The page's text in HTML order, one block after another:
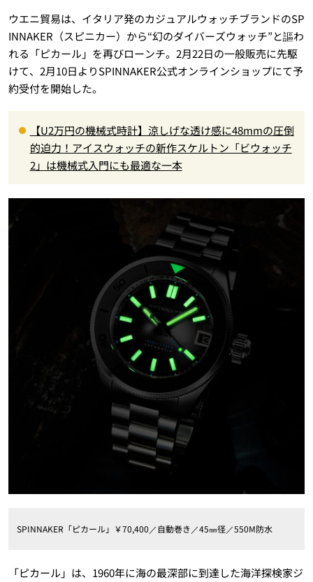
ウエニ貿易は、イタリア発のカジュアルウォッチブランドのSP
INNAKER（スピニカー）から“幻のダイバーズウォッチ”と謳わ
れる「ピカール」を再びローンチ。2月22日の一般販売に先駆
けて、2月10日よりSPINNAKER公式オンラインショップにて予
約受付を開始した。
【U2万円の機械式時計】涼しげな透け感に48mmの圧倒
的迫力！アイスウォッチの新作スケルトン「ビウォッチ
2」は機械式入門にも最適な一本
SPINNAKER「ピカール」￥70,400／自動巻き／45㎜径／550M防水
「ピカール」は、1960年に海の最深部に到達した海洋探検家ジ